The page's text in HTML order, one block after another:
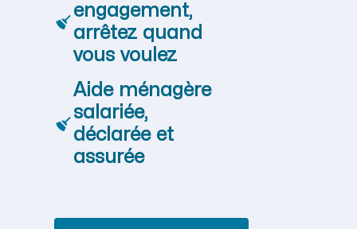
engagement,
arrêtez quand
vous voulez
Aide ménagère
salariée,
déclarée et
assurée